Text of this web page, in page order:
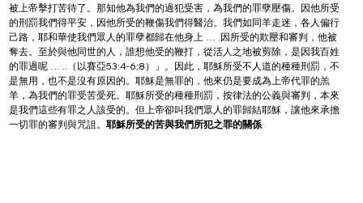
被上帝擊打苦待了。那知他為我們的過犯受害，為我們的罪孽壓傷。因他所受
的刑罰我們得平安，因他所受的鞭傷我們得醫治。我們如同羊走迷，各人偏行
己路，耶和華使我們眾人的罪孽都歸在他身上 … .因所受的欺壓和審判，他被
奪去。至於與他同世的人，誰想他受的鞭打，從活人之地被剪除，是因我百姓
的罪過呢 … ..（以賽亞53:4-6;8）」。因此，耶穌所受不人道的種種刑罰，不
是無用，也不是沒有原因的。耶穌是無罪的，他來仍是要成為上帝代罪的羔
羊，為我們的罪受苦受死。耶穌所受的種種刑罰，按律法的公義與審判，本來
是我們這些有罪之人該受的。但上帝卻叫我們眾人的罪歸結耶穌，讓他來承擔
一切罪的審判與咒詛。耶穌所受的苦與我們所犯之罪的關係